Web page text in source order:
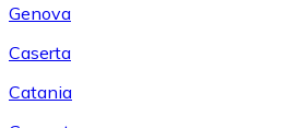
Genova
Caserta
Catania